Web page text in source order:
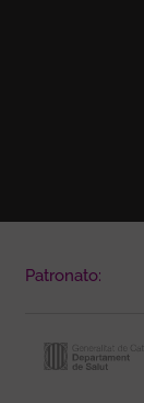
Patronato: